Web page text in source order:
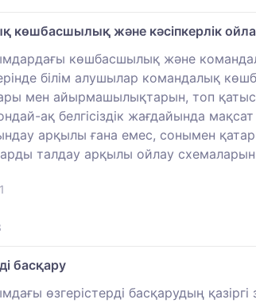
көшбасшылық және кәсіпкерлік
көшбасшылық және
білім алушылар командалық
мен айырмашылықтарын, топ
ақ белгісіздік жағдайында
арқылы ғана емес, сонымен
талдау арқылы ойлау схемаларын
басқару
өзгерістерді басқарудың